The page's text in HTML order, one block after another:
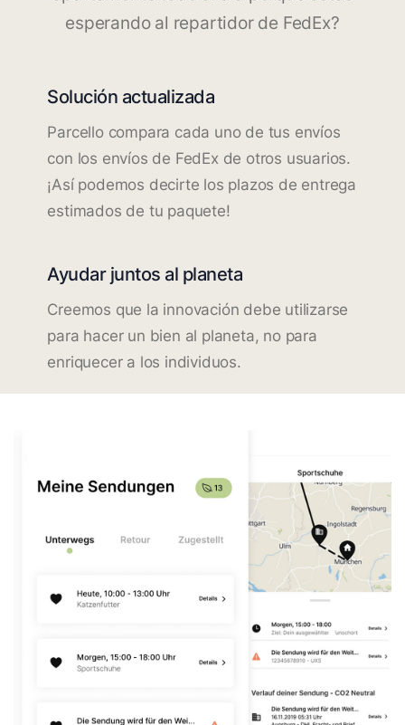
esperando al repartidor de FedEx?
Solución actualizada
Parcello compara cada uno de tus envíos
con los envíos de FedEx de otros usuarios.
¡Así podemos decirte los plazos de entrega
estimados de tu paquete!
Ayudar juntos al planeta
Creemos que la innovación debe utilizarse
para hacer un bien al planeta, no para
enriquecer a los individuos.